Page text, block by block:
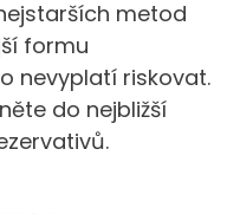
metod
formu
nevyplatí riskovat.
do nejbližší